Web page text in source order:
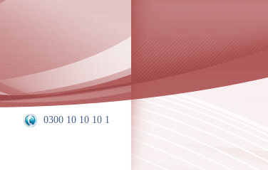
0300 10 10 10 1